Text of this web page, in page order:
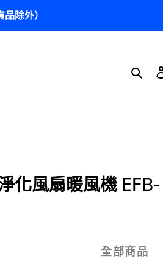
除外）
搜尋
化風扇暖風機 EFB-
全部商品